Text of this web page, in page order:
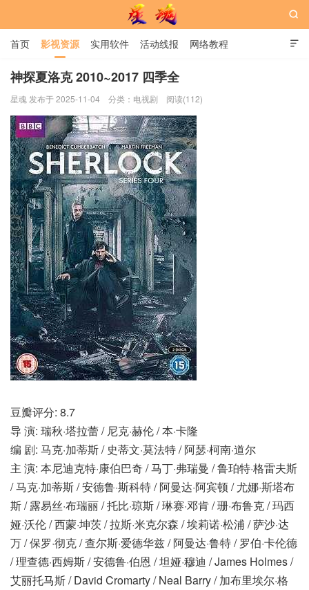
星魂网

首页 影视资源 实用软件 活动线报 网络教程
用户中心 书籍 娱乐

神探夏洛克 2010~2017 四季全
星魂 发布于 2025-11-04 分类： 电视剧 阅读(112)
豆瓣评分: 8.7
导 演: 瑞秋·塔拉蕾 / 尼克·赫伦 / 本·卡隆
编 剧: 马克·加蒂斯 / 史蒂文·莫法特 / 阿瑟·柯南·道尔
主 演: 本尼迪克特·康伯巴奇 / 马丁·弗瑞曼 / 鲁珀特·格雷夫斯
/ 马克·加蒂斯 / 安德鲁·斯科特 / 阿曼达·阿宾顿 / 尤娜·斯塔布
斯 / 露易丝·布瑞丽 / 托比·琼斯 / 琳赛·邓肯 / 珊·布鲁克 / 玛西
娅·沃伦 / 西蒙·坤茨 / 拉斯·米克尔森 / 埃莉诺·松浦 / 萨沙·达
万 / 保罗·彻克 / 查尔斯·爱德华兹 / 阿曼达·鲁特 / 罗伯·卡伦德
/ 理查德·西姆斯 / 安德鲁·伯恩 / 坦娅·穆迪 / James Holmes /
艾丽托马斯 / David Cromarty / Neal Barry / 加布里埃尔·格